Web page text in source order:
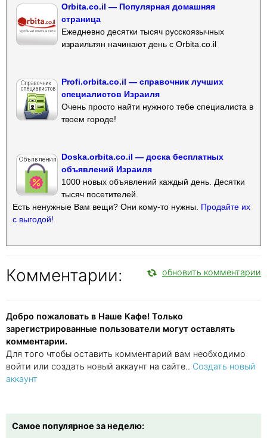
Orbita.co.il — Популярная домашняя
страница
Ежедневно десятки тысяч русскоязычных
израильтян начинают день с Orbita.co.il
Profi.orbita.co.il — справочник лучших
специалистов Израиля
Очень просто найти нужного тебе специалиста в
твоем городе!
Doska.orbita.co.il — доска бесплатных
объявлений Израиля
1000 новых объявлений каждый день. Десятки
тысяч посетителей.
Есть ненужные Вам вещи? Они кому-то нужны. Продайте их
с выгодой!
Комментарии: обновить комментарии
Добро пожаловать в Наше Кафе! Только
зарегистрированные пользователи могут оставлять
комментарии.
Для того чтобы оставить комментарий вам необходимо
войти или создать новый аккаунт на сайте.. Создать новый
аккаунт
Самое популярное за неделю: